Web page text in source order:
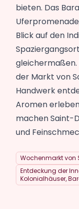
bieten. Das
Blick auf den
der Markt von
Handwerk
Aromen
machen Saint-
und
Wochenmarkt von
Entdeckung der
Kolonialhäuser,